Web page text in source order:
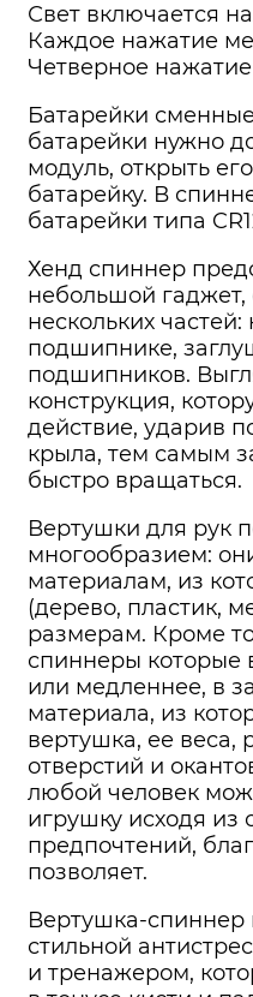
Свет включается
Каждое нажатие
Четверное
Батарейки
батарейки нужно
модуль, открыть
батарейку. В
батарейки типа
Хенд спиннер
небольшой гаджет,
нескольких частей:
подшипнике,
подшипников.
конструкция,
действие, ударив
крыла, тем самым
быстро вращаться.
Вертушки для рук
многообразием:
материалам, из
(дерево, пластик,
размерам. Кроме
спиннеры которые
или медленнее, в
материала, из
вертушка, ее веса,
отверстий и
любой человек
игрушку исходя из
предпочтений,
позволяет.
Вертушка-спиннер
стильной
и тренажером,